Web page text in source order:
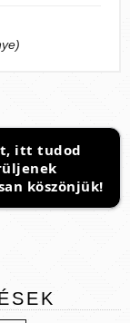
itt tudod
köszönjük!